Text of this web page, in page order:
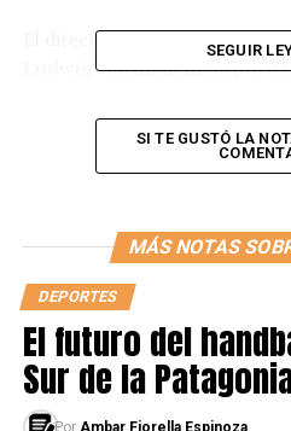
El director de aquel centro
Ludwig Guttmanincorporó
reinserción social de estas
inicialmente se pensó como
rehabilitación y recreación,
adaptado” o “paralímpico”.
SEGUIR
SI TE GUSTÓ LA
MÁS NOTAS
DEPORTES
El futuro del
Sur de la
Por Ambar Fiorella Espinoza